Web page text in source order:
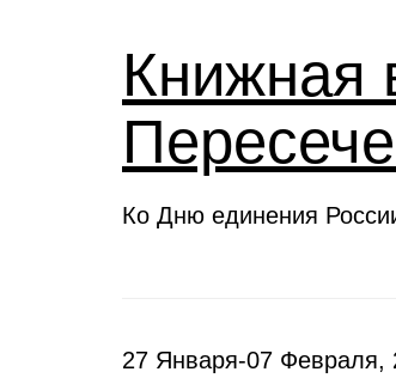
Книжная
Ко Дню единения
27 Января-07 Февраля,